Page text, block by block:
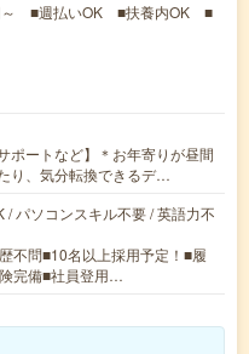
～ ■週払いOK ■扶養内OK ■
ポートなど】＊お年寄りが昼間
り、気分転換できるデ…
/ パソコンスキル不要 / 英語力不
不問■10名以上採用予定！■履
完備■社員登用…